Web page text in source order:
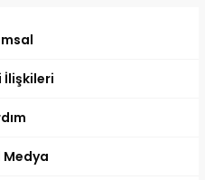
İlişkileri
Medya